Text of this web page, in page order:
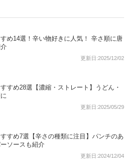
め14選！辛い物好きに人気！ 辛さ順に唐
更新日:2025/12/02
すめ28選【濃縮・ストレート】うどん・
更新日:2025/05/29
すめ7選【辛さの種類に注目】パンチのあ
ソースも紹介
更新日:2024/12/04